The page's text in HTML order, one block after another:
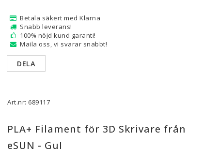
Betala säkert med Klarna
Snabb leverans!
100% nöjd kund garanti!
Maila oss, vi svarar snabbt!
DELA
Art.nr: 689117
PLA+ Filament för 3D Skrivare från
eSUN - Gul